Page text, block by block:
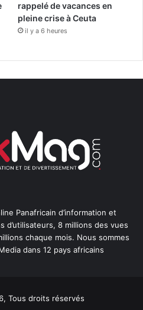
rappelé de vacances en
pleine crise à Ceuta
il y a 6 heures
Panafricain d’information et
d’utilisateurs, 8 millions des vues
chaque mois. Nous sommes
dans 12 pays africains
Tous droits réservés